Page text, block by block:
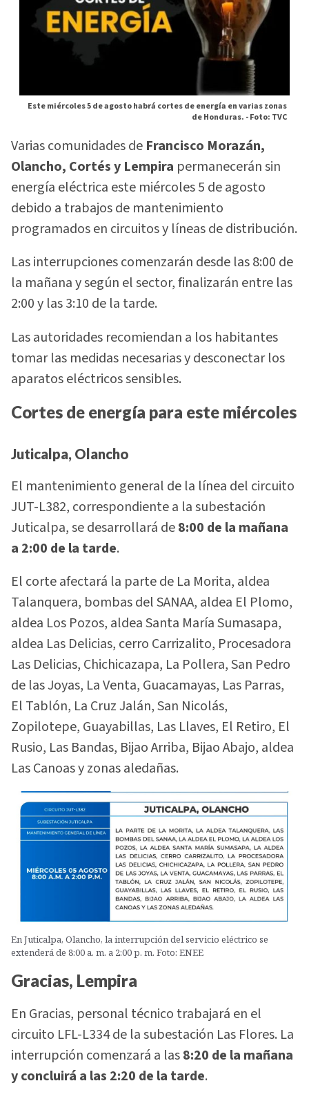
Este miércoles 5 de agosto habrá cortes de energía en varias zonas
de Honduras. -Foto: TVC
Varias comunidades de Francisco Morazán,
Olancho, Cortés y Lempira permanecerán sin
energía eléctrica este miércoles 5 de agosto
debido a trabajos de mantenimiento
programados en circuitos y líneas de distribución.
Las interrupciones comenzarán desde las 8:00 de
la mañana y según el sector, finalizarán entre las
2:00 y las 3:10 de la tarde.
Las autoridades recomiendan a los habitantes
tomar las medidas necesarias y desconectar los
aparatos eléctricos sensibles.
Cortes de energía para este miércoles
Juticalpa, Olancho
El mantenimiento general de la línea del circuito
JUT-L382, correspondiente a la subestación
Juticalpa, se desarrollará de8:00 de la mañana
a 2:00 de la tarde.
El corte afectará la parte de La Morita, aldea
Talanquera, bombas del SANAA, aldea El Plomo,
aldea Los Pozos, aldea Santa María Sumasapa,
aldea Las Delicias, cerro Carrizalito, Procesadora
Las Delicias, Chichicazapa, La Pollera, San Pedro
de las Joyas, La Venta, Guacamayas, Las Parras,
El Tablón, La Cruz Jalán, San Nicolás,
Zopilotepe, Guayabillas, Las Llaves, El Retiro, El
Rusio, Las Bandas, Bijao Arriba, Bijao Abajo, aldea
Las Canoas y zonas aledañas.
En Juticalpa, Olancho, la interrupción del servicio eléctrico se
extenderá de 8:00 a. m. a 2:00 p. m. Foto: ENEE
Gracias, Lempira
En Gracias, personal técnico trabajará en el
circuito LFL-L334 de la subestación Las Flores. La
interrupción comenzará a las8:20 de la mañana
y concluirá a las 2:20 de la tarde.